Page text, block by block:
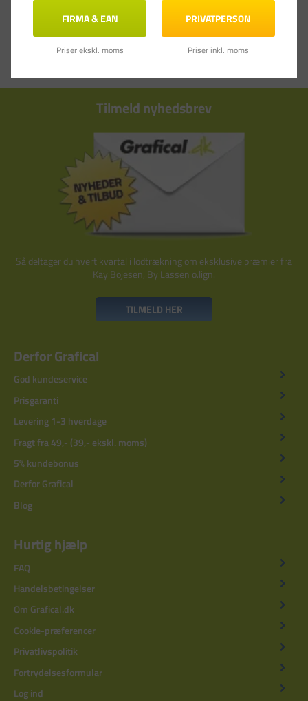
Tilmeld nyhedsbrev
Så deltager du hvert kvartal i lodtrækning om eksklusive præmier fra
Kay Bojesen, By Lassen o.lign.
TILMELD HER
Derfor Grafical
God kundeservice
Prisgaranti
Levering 1-3 hverdage
Fragt fra 49,- (39,- ekskl. moms)
5% kundebonus
Derfor Grafical
Blog
Hurtig hjælp
FAQ
Handelsbetingelser
Om Grafical.dk
Cookie-præferencer
Privatlivspolitik
Fortrydelsesformular
Log ind
FIRMA & EAN
Priser ekskl. moms
PRIVATPERSON
Priser inkl. moms